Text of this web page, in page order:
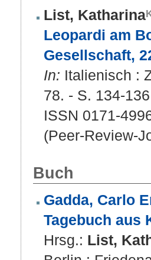
List, Katharina
Leopardi am
Gesellschaft,
In: Italienisch :
78. - S. 134-
ISSN 0171-
(Peer-Review-
Buch
Gadda, Carlo
Tagebuch aus
Hrsg.: List,